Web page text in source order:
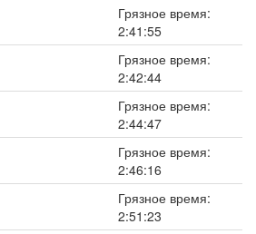
Грязное время:
2:41:55
Грязное время:
2:42:44
Грязное время:
2:44:47
Грязное время:
2:46:16
Грязное время:
2:51:23